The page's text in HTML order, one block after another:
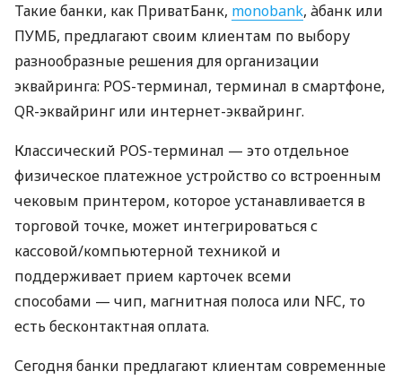
Такие банки, как ПриватБанк, monobank, àбанк или
ПУМБ, предлагают своим клиентам по выбору
разнообразные решения для организации
эквайринга: POS-терминал, терминал в смартфоне,
QR-эквайринг или интернет-эквайринг.
Классический POS-терминал — это отдельное
физическое платежное устройство со встроенным
чековым принтером, которое устанавливается в
торговой точке, может интегрироваться с
кассовой/компьютерной техникой и
поддерживает прием карточек всеми
способами — чип, магнитная полоса или NFC, то
есть бесконтактная оплата.
Сегодня банки предлагают клиентам современные